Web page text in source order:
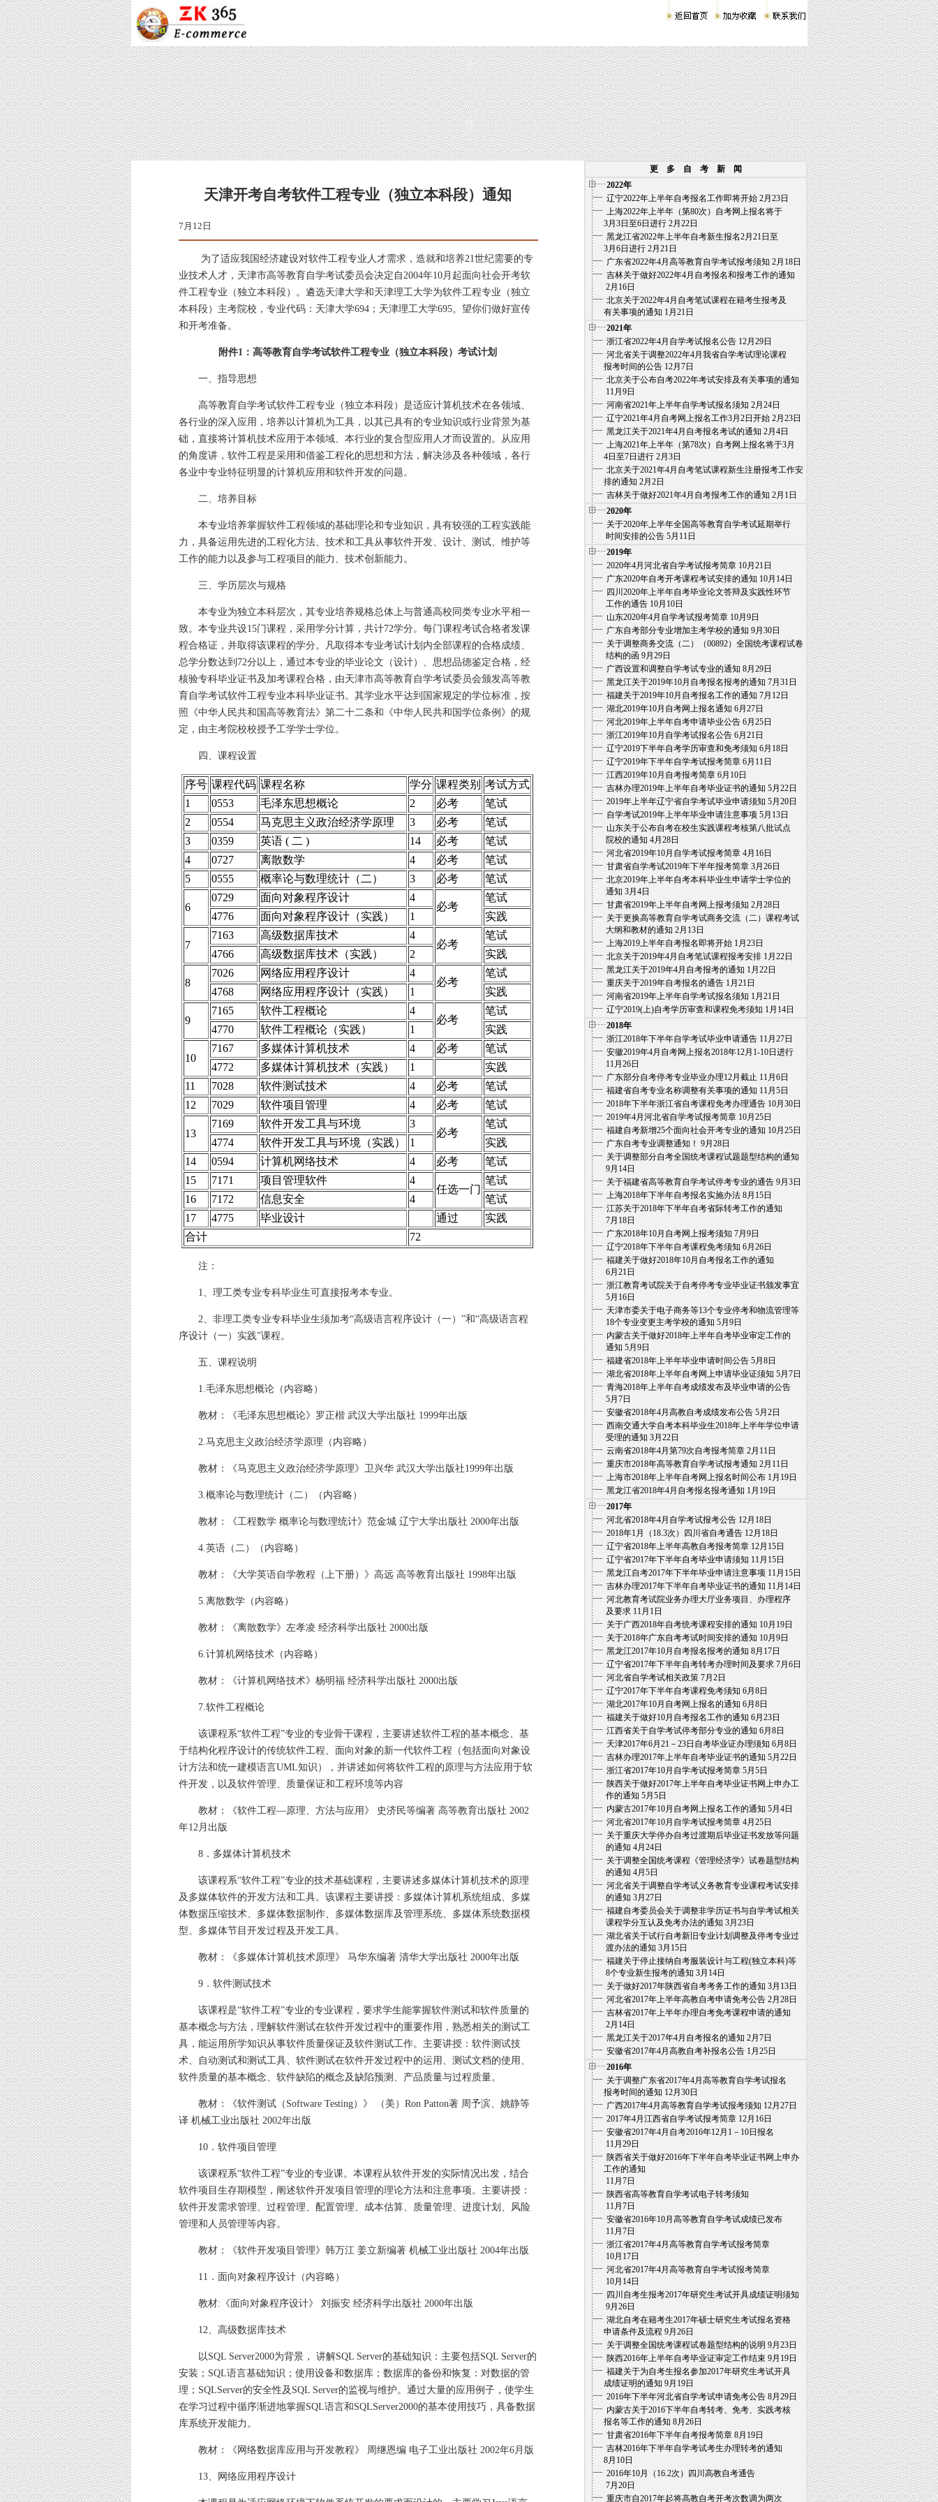
天津开考自考软件工程专业（独立本科段）通知
7月12日
为了适应我国经济建设对软件工程专业人才需求，造就和培养21世纪需要的专
业技术人才，天津市高等教育自学考试委员会决定自2004年10月起面向社会开考软
件工程专业（独立本科段）。遴选天津大学和天津理工大学为软件工程专业（独立
本科段）主考院校，专业代码：天津大学694；天津理工大学695。望你们做好宣传
和开考准备。
附件1：高等教育自学考试软件工程专业（独立本科段）考试计划
一、指导思想
高等教育自学考试软件工程专业（独立本科段）是适应计算机技术在各领域、
各行业的深入应用，培养以计算机为工具，以其已具有的专业知识或行业背景为基
础，直接将计算机技术应用于本领域、本行业的复合型应用人才而设置的。从应用
的角度讲，软件工程是采用和借鉴工程化的思想和方法，解决涉及各种领域，各行
各业中专业特征明显的计算机应用和软件开发的问题。
二、培养目标
本专业培养掌握软件工程领域的基础理论和专业知识，具有较强的工程实践能
力，具备运用先进的工程化方法、技术和工具从事软件开发、设计、测试、维护等
工作的能力以及参与工程项目的能力、技术创新能力。
三、学历层次与规格
本专业为独立本科层次，其专业培养规格总体上与普通高校同类专业水平相一
致。本专业共设15门课程，采用学分计算，共计72学分。每门课程考试合格者发课
程合格证，并取得该课程的学分。凡取得本专业考试计划内全部课程的合格成绩、
总学分数达到72分以上，通过本专业的毕业论文（设计）、思想品德鉴定合格，经
核验专科毕业证书及加考课程合格，由天津市高等教育自学考试委员会颁发高等教
育自学考试软件工程专业本科毕业证书。其学业水平达到国家规定的学位标准，按
照《中华人民共和国高等教育法》第二十二条和《中华人民共和国学位条例》的规
定，由主考院校校授予工学学士学位。
四、课程设置
序号 课程代码 课程名称 学分 课程类别 考试方式
1
0553 毛泽东思想概论 2 必考
笔试
2
0554 马克思主义政治经济学原理 3 必考
笔试
3
0359 英语 ( 二 ) 14 必考
笔试
4
0727 离散数学 4 必考
笔试
5
0555 概率论与数理统计（二） 3 必考 笔试
6
0729 面向对象程序设计 4
必考
笔试
4776
面向对象程序设计（实践） 1 实践
7
7163 高级数据库技术 4
必考
笔试
4766
高级数据库技术（实践） 2 实践
8
7026 网络应用程序设计 4
必考
笔试
4768
网络应用程序设计（实践） 1 实践
9
7165 软件工程概论 4
必考
笔试
4770
软件工程概论（实践） 1 实践
10
7167 多媒体计算机技术 4 必考
笔试
4772
多媒体计算机技术（实践） 1
实践
11
7028 软件测试技术 4 必考
笔试
12
7029 软件项目管理 4 必考 笔试
13
7169 软件开发工具与环境 3
必考
笔试
4774
软件开发工具与环境（实践） 1
实践
14
0594 计算机网络技术 4 必考
笔试
15
7171 项目管理软件 4
任选一门
笔试
16
7172 信息安全 4
笔试
17
4775 毕业设计 通过
实践
合计
72
注：
1、理工类专业专科毕业生可直接报考本专业。
2、非理工类专业专科毕业生须加考“高级语言程序设计（一）”和“高级语言程
序设计（一）实践”课程。
五、课程说明
1.毛泽东思想概论（内容略）
教材：《毛泽东思想概论》罗正楷 武汉大学出版社 1999年出版
2.马克思主义政治经济学原理（内容略）
教材：《马克思主义政治经济学原理》卫兴华 武汉大学出版社1999年出版
3.概率论与数理统计（二）（内容略）
教材：《工程数学 概率论与数理统计》范金城 辽宁大学出版社 2000年出版
4.英语（二）（内容略）
教材：《大学英语自学教程（上下册）》高远 高等教育出版社 1998年出版
5.离散数学（内容略）
教材：《离散数学》左孝凌 经济科学出版社 2000出版
6.计算机网络技术（内容略）
教材：《计算机网络技术》杨明福 经济科学出版社 2000出版
7.软件工程概论
该课程系“软件工程”专业的专业骨干课程，主要讲述软件工程的基本概念、基
于结构化程序设计的传统软件工程、面向对象的新一代软件工程（包括面向对象设
计方法和统一建模语言UML知识），并讲述如何将软件工程的原理与方法应用于软
件开发，以及软件管理、质量保证和工程环境等内容
教材：《软件工程—原理、方法与应用》 史济民等编著 高等教育出版社 2002
年12月出版
8．多媒体计算机技术
该课程系“软件工程”专业的技术基础课程，主要讲述多媒体计算机技术的原理
及多媒体软件的开发方法和工具。该课程主要讲授：多媒体计算机系统组成、多媒
体数据压缩技术、多媒体数据制作、多媒体数据库及管理系统、多媒体系统数据模
型、多媒体节目开发过程及开发工具。
教材：《多媒体计算机技术原理》 马华东编著 清华大学出版社 2000年出版
9．软件测试技术
该课程是“软件工程”专业的专业课程，要求学生能掌握软件测试和软件质量的
基本概念与方法，理解软件测试在软件开发过程中的重要作用，熟悉相关的测试工
具，能运用所学知识从事软件质量保证及软件测试工作。主要讲授：软件测试技
术、自动测试和测试工具、软件测试在软件开发过程中的运用、测试文档的使用、
软件质量的基本概念、软件缺陷的概念及缺陷预测、产品质量与过程质量。
教材：《软件测试（Software Testing）》 （美）Ron Patton著 周予滨、姚静等
译 机械工业出版社 2002年出版
10．软件项目管理
该课程系“软件工程”专业的专业课。本课程从软件开发的实际情况出发，结合
软件项目生存期模型，阐述软件开发项目管理的理论方法和注意事项。主要讲授：
软件开发需求管理、过程管理、配置管理、成本估算、质量管理、进度计划、风险
管理和人员管理等内容。
教材：《软件开发项目管理》韩万江 姜立新编著 机械工业出版社 2004年出版
11．面向对象程序设计（内容略）
教材:《面向对象程序设计》 刘振安 经济科学出版社 2000年出版
12、高级数据库技术
以SQL Server2000为背景， 讲解SQL Server的基础知识：主要包括SQL Server的
安装；SQL语言基础知识；使用设备和数据库；数据库的备份和恢复：对数据的管
理；SQLServer的安全性及SQL Server的监视与维护。通过大量的应用例子，使学生
在学习过程中循序渐进地掌握SQL语言和SQLServer2000的基本使用技巧，具备数据
库系统开发能力。
教材：《网络数据库应用与开发教程》 周继恩编 电子工业出版社 2002年6月版
13、网络应用程序设计
更 多 自 考 新 闻
2022年
辽宁2022年上半年自考报名工作即将开始2月23日
上海2022年上半年（第80次）自考网上报名将于
3月3日至6日进行2月22日
黑龙江省2022年上半年自考新生报名2月21日至
3月6日进行 2月21日
广东省2022年4月高等教育自学考试报考须知 2月18日
吉林关于做好2022年4月自考报名和报考工作的通知
2月16日
北京关于2022年4月自考笔试课程在籍考生报考及
有关事项的通知 1月21日
2021年
浙江省2022年4月自学考试报名公告12月29日
河北省关于调整2022年4月我省自学考试理论课程
报考时间的公告12月7日
北京关于公布自考2022年考试安排及有关事项的通知
11月9日
河南省2021年上半年自学考试报名须知 2月24日
辽宁2021年4月自考网上报名工作3月2日开始2月23日
黑龙江关于2021年4月自考报名考试的通知 2月4日
上海2021年上半年（第78次）自考网上报名将于3月
4日至7日进行2月3日
北京关于2021年4月自考笔试课程新生注册报考工作安
排的通知 2月2日
吉林关于做好2021年4月自考报考工作的通知 2月1日
2020年
关于2020年上半年全国高等教育自学考试延期举行
时间安排的公告5月11日
2019年
2020年4月河北省自学考试报考简章10月21日
广东2020年自考开考课程考试安排的通知 10月14日
四川2020年上半年自考毕业论文答辩及实践性环节
工作的通告10月10日
山东2020年4月自学考试报考简章10月9日
广东自考部分专业增加主考学校的通知 9月30日
关于调整商务交流（二）（00892）全国统考课程试卷
结构的函 9月29日
广西设置和调整自学考试专业的通知 8月29日
黑龙江关于2019年10月自考报名报考的通知 7月31日
福建关于2019年10月自考报名工作的通知 7月12日
湖北2019年10月自考网上报名通知 6月27日
河北2019年上半年自考申请毕业公告6月25日
浙江2019年10月自学考试报名公告6月21日
辽宁2019下半年自考学历审查和免考须知 6月18日
辽宁2019年下半年自学考试报考简章6月11日
江西2019年10月自考报考简章6月10日
吉林办理2019年上半年自考毕业证书的通知 5月22日
2019年上半年辽宁省自学考试毕业申请须知 5月20日
自学考试2019年上半年毕业申请注意事项5月13日
山东关于公布自考在校生实践课程考核第八批试点
院校的通知 4月28日
河北省2019年10月自学考试报考简章4月16日
甘肃省自学考试2019年下半年报考简章3月26日
北京2019年上半年自考本科毕业生申请学士学位的
通知 3月4日
甘肃省2019年上半年自考网上报考须知 2月28日
关于更换高等教育自学考试商务交流（二）课程考试
大纲和教材的通知 2月13日
上海2019上半年自考报名即将开始1月23日
北京关于2019年4月自考笔试课程报考安排1月22日
黑龙江关于2019年4月自考报考的通知 1月22日
重庆关于2019年自考报名的通告1月21日
河南省2019年上半年自学考试报名须知 1月21日
辽宁2019(上)自考学历审查和课程免考须知 1月14日
2018年
浙江2018年下半年自学考试毕业申请通告11月27日
安徽2019年4月自考网上报名2018年12月1-10日进行
11月26日
广东部分自考停考专业毕业办理12月截止 11月6日
福建省自考专业名称调整有关事项的通知 11月5日
2018年下半年浙江省自考课程免考办理通告10月30日
2019年4月河北省自学考试报考简章10月25日
福建自考新增25个面向社会开考专业的通知 10月25日
广东自考专业调整通知！ 9月28日
关于调整部分自考全国统考课程试题题型结构的通知
9月14日
关于福建省高等教育自学考试停考专业的通告9月3日
上海2018年下半年自考报名实施办法8月15日
江苏关于2018年下半年自考省际转考工作的通知
7月18日
广东2018年10月自考网上报考须知 7月9日
辽宁2018年下半年自考课程免考须知 6月26日
福建关于做好2018年10月自考报名工作的通知
6月21日
浙江教育考试院关于自考停考专业毕业证书颁发事宜
5月16日
天津市委关于电子商务等13个专业停考和物流管理等
18个专业变更主考学校的通知 5月9日
内蒙古关于做好2018年上半年自考毕业审定工作的
通知 5月9日
福建省2018年上半年毕业申请时间公告5月8日
湖北省2018年上半年自考网上申请毕业证须知 5月7日
青海2018年上半年自考成绩发布及毕业申请的公告
5月7日
安徽省2018年4月高教自考成绩发布公告5月2日
西南交通大学自考本科毕业生2018年上半年学位申请
受理的通知 3月22日
云南省2018年4月第79次自考报考简章2月11日
重庆市2018年高等教育自学考试报考通知 2月11日
上海市2018年上半年自考网上报名时间公布1月19日
黑龙江省2018年4月自考报名报考通知 1月19日
2017年
河北省2018年4月自学考试报考公告12月18日
2018年1月（18.3次）四川省自考通告12月18日
辽宁省2018年上半年高教自考报考简章12月15日
辽宁省2017年下半年自考毕业申请须知 11月15日
黑龙江自考2017年下半年毕业申请注意事项11月15日
吉林办理2017年下半年自考毕业证书的通知 11月14日
河北教育考试院业务办理大厅业务项目、办理程序
及要求11月1日
关于广西2018年自考统考课程安排的通知 10月19日
关于2018年广东自考考试时间安排的通知 10月9日
黑龙江2017年10月自考报名报考的通知 8月17日
辽宁省2017年下半年自考转考办理时间及要求7月6日
河北省自学考试相关政策7月2日
辽宁2017年下半年自考课程免考须知 6月8日
湖北2017年10月自考网上报名的通知 6月8日
福建关于做好10月自考报名工作的通知 6月23日
江西省关于自学考试停考部分专业的通知 6月8日
天津2017年6月21－23日自考毕业证办理须知 6月8日
吉林办理2017年上半年自考毕业证书的通知 5月22日
浙江省2017年10月自学考试报考简章5月5日
陕西关于做好2017年上半年自考毕业证书网上申办工
作的通知 5月5日
内蒙古2017年10月自考网上报名工作的通知 5月4日
河北省2017年10月自学考试报考简章4月25日
关于重庆大学停办自考过渡期后毕业证书发放等问题
的通知 4月24日
关于调整全国统考课程《管理经济学》试卷题型结构
的通知 4月5日
河北省关于调整自学考试义务教育专业课程考试安排
的通知 3月27日
福建自考委员会关于调整非学历证书与自学考试相关
课程学分互认及免考办法的通知 3月23日
湖北省关于试行自考新旧专业计划调整及停考专业过
渡办法的通知 3月15日
福建关于停止接纳自考服装设计与工程(独立本科)等
8个专业新生报考的通知 3月14日
关于做好2017年陕西省自考考务工作的通知 3月13日
河北省2017年上半年高教自考申请免考公告2月28日
吉林省2017年上半年办理自考免考课程申请的通知
2月14日
黑龙江关于2017年4月自考报名的通知 2月7日
安徽省2017年4月高教自考补报名公告1月25日
2016年
关于调整广东省2017年4月高等教育自学考试报名
报考时间的通知 12月30日
广西2017年4月高等教育自学考试报考须知 12月27日
2017年4月江西省自学考试报考简章12月16日
安徽省2017年4月自考2016年12月1－10日报名
11月29日
陕西省关于做好2016年下半年自考毕业证书网上申办
工作的通知
11月7日
陕西省高等教育自学考试电子转考须知
11月7日
安徽省2016年10月高等教育自学考试成绩已发布
11月7日
浙江省2017年4月高等教育自学考试报考简章
10月17日
河北省2017年4月高等教育自学考试报考简章
10月14日
四川自考生报考2017年研究生考试开具成绩证明须知
9月26日
湖北自考在籍考生2017年硕士研究生考试报名资格
申请条件及流程 9月26日
关于调整全国统考课程试卷题型结构的说明 9月23日
陕西2016年上半年自考毕业证审定工作结束9月19日
福建关于为自考生报名参加2017年研究生考试开具
成绩证明的通知 9月19日
2016年下半年河北省自学考试申请免考公告8月29日
内蒙古关于2016下半年自考转考、免考、实践考核
报名等工作的通知 8月26日
甘肃省2016年下半年自考报考简章8月19日
吉林2016年下半年自学考试考生办理转考的通知
8月10日
2016年10月（16.2次）四川高教自考通告
7月20日
重庆市自2017年起将高教自考开考次数调为两次